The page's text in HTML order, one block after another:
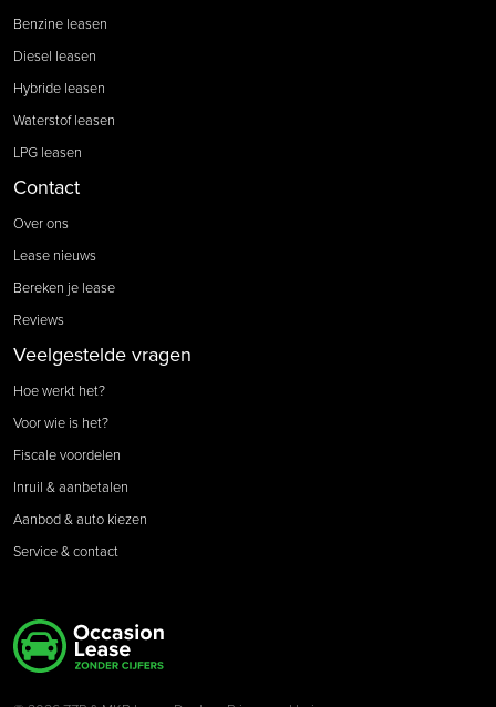
Benzine leasen
Diesel leasen
Hybride leasen
Waterstof leasen
LPG leasen
Contact
Over ons
Lease nieuws
Bereken je lease
Reviews
Veelgestelde vragen
Hoe werkt het?
Voor wie is het?
Fiscale voordelen
Inruil & aanbetalen
Aanbod & auto kiezen
Service & contact